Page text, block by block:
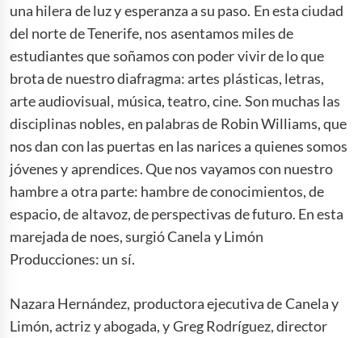
una hilera de luz y esperanza a su paso. En esta ciudad
del norte de Tenerife, nos asentamos miles de
estudiantes que soñamos con poder vivir de lo que
brota de nuestro diafragma: artes plásticas, letras,
arte audiovisual, música, teatro, cine. Son muchas las
disciplinas nobles, en palabras de Robin Williams, que
nos dan con las puertas en las narices a quienes somos
jóvenes y aprendices. Que nos vayamos con nuestro
hambre a otra parte: hambre de conocimientos, de
espacio, de altavoz, de perspectivas de futuro. En esta
marejada de noes, surgió Canela y Limón
Producciones: un sí.
Nazara Hernández, productora ejecutiva de Canela y
Limón, actriz y abogada, y Greg Rodríguez, director